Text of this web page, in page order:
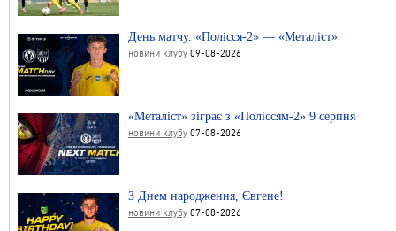
День матчу. «Полісся-2» — «Металіст»
новини клубу 09-08-2026
«Металіст» зіграє з «Поліссям-2» 9 серпня
новини клубу 07-08-2026
З Днем народження, Євгене!
новини клубу 07-08-2026